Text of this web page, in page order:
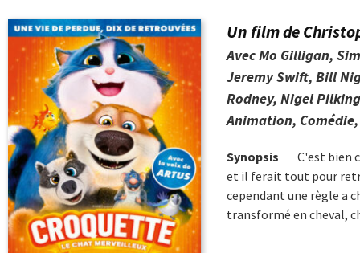
Un film de
Avec Mo Gilligan,
Jeremy Swift, Bill
Rodney, Nigel
Animation,
Synopsis
C'est bien
et il ferait tout pour
cependant une règle a
transformé en cheval,